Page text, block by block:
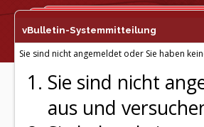
vBulletin-Systemmitteilung
Sie sind nicht angemeldet oder Sie haben
Sie sind nicht
aus und